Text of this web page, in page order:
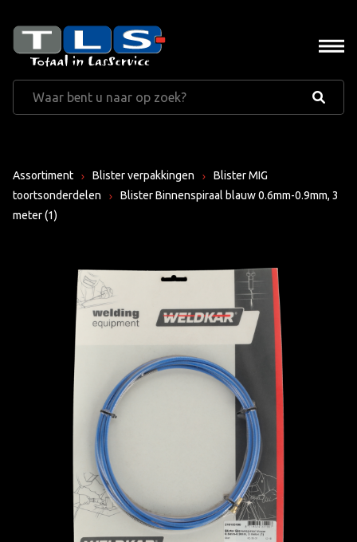
Assortiment Blister verpakkingen
Blister MIG
toortsonderdelen
Blister Binnenspiraal blauw 0.6mm-0.9mm, 3
meter (1)